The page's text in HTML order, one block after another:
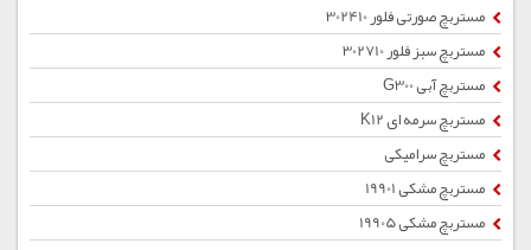
مستربچ صورتی فلور 302410
مستربچ سبز فلور 302710
مستربچ آبی G300
مستربچ سرمه ای K12
مستربچ سرامیکی
مستربچ مشکی 19901
مستربچ مشکی 19905